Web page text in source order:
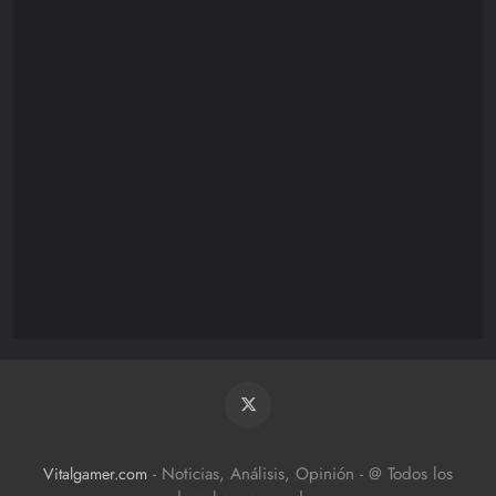
Vitalgamer.com - Noticias, Análisis, Opinión - @ Todos los